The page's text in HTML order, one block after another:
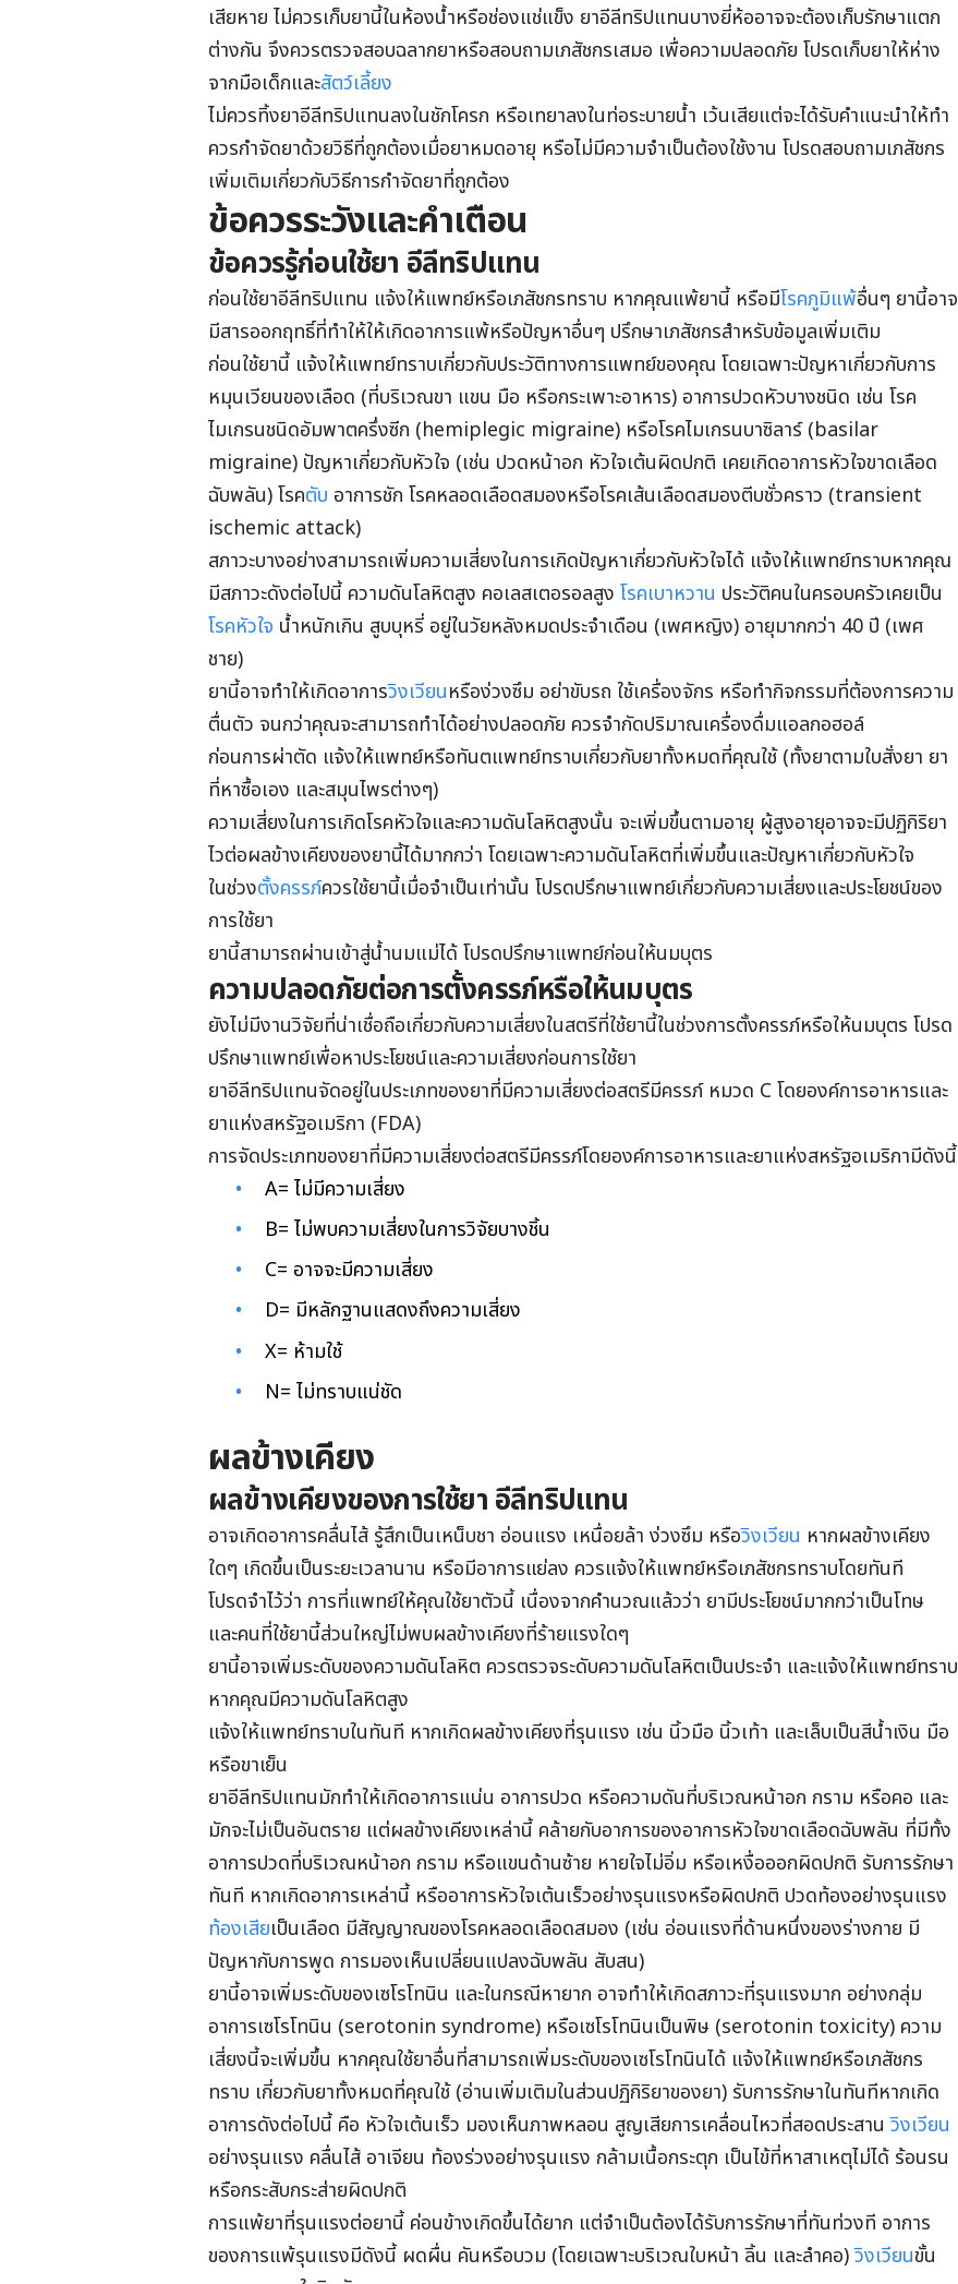
เสียหาย ไม่ควรเก็บยานี้ในห้องน้ำหรือช่องแช่แข็ง ยาอีลีทริปแทนบางยี่ห้ออาจจะต้องเก็บรักษาแตก
ต่างกัน จึงควรตรวจสอบฉลากยาหรือสอบถามเภสัชกรเสมอ เพื่อความปลอดภัย โปรดเก็บยาให้ห่าง
จากมือเด็กและสัตว์เลี้ยง
ไม่ควรทิ้งยาอีลีทริปแทนลงในชักโครก หรือเทยาลงในท่อระบายน้ำ เว้นเสียแต่จะได้รับคำแนะนำให้ทำ
ควรกำจัดยาด้วยวิธีที่ถูกต้องเมื่อยาหมดอายุ หรือไม่มีความจำเป็นต้องใช้งาน โปรดสอบถามเภสัชกร
เพิ่มเติมเกี่ยวกับวิธีการกำจัดยาที่ถูกต้อง
ข้อควรระวังและคำเตือน
ข้อควรรู้ก่อนใช้ยา อีลีทริปแทน
ก่อนใช้ยาอีลีทริปแทน แจ้งให้แพทย์หรือเภสัชกรทราบ หากคุณแพ้ยานี้ หรือมีโรคภูมิแพ้อื่นๆ ยานี้อาจ
มีสารออกฤทธิ์ที่ทำให้ให้เกิดอาการแพ้หรือปัญหาอื่นๆ ปรึกษาเภสัชกรสำหรับข้อมูลเพิ่มเติม
ก่อนใช้ยานี้ แจ้งให้แพทย์ทราบเกี่ยวกับประวัติทางการแพทย์ของคุณ โดยเฉพาะปัญหาเกี่ยวกับการ
หมุนเวียนของเลือด (ที่บริเวณขา แขน มือ หรือกระเพาะอาหาร) อาการปวดหัวบางชนิด เช่น โรค
ไมเกรนชนิดอัมพาตครึ่งซีก (hemiplegic migraine) หรือโรคไมเกรนบาซิลาร์ (basilar
migraine) ปัญหาเกี่ยวกับหัวใจ (เช่น ปวดหน้าอก หัวใจเต้นผิดปกติ เคยเกิดอาการหัวใจขาดเลือด
ฉับพลัน) โรคตับ อาการชัก โรคหลอดเลือดสมองหรือโรคเส้นเลือดสมองตีบชั่วคราว (transient
ischemic attack)
สภาวะบางอย่างสามารถเพิ่มความเสี่ยงในการเกิดปัญหาเกี่ยวกับหัวใจได้ แจ้งให้แพทย์ทราบหากคุณ
มีสภาวะดังต่อไปนี้ ความดันโลหิตสูง คอเลสเตอรอลสูง โรคเบาหวาน ประวัติคนในครอบครัวเคยเป็น
โรคหัวใจ น้ำหนักเกิน สูบบุหรี่ อยู่ในวัยหลังหมดประจำเดือน (เพศหญิง) อายุมากกว่า 40 ปี (เพศ
ชาย)
ยานี้อาจทำให้เกิดอาการวิงเวียนหรือง่วงซึม อย่าขับรถ ใช้เครื่องจักร หรือทำกิจกรรมที่ต้องการความ
ตื่นตัว จนกว่าคุณจะสามารถทำได้อย่างปลอดภัย ควรจำกัดปริมาณเครื่องดื่มแอลกอฮอล์
ก่อนการผ่าตัด แจ้งให้แพทย์หรือทันตแพทย์ทราบเกี่ยวกับยาทั้งหมดที่คุณใช้ (ทั้งยาตามใบสั่งยา ยา
ที่หาซื้อเอง และสมุนไพรต่างๆ)
ความเสี่ยงในการเกิดโรคหัวใจและความดันโลหิตสูงนั้น จะเพิ่มขึ้นตามอายุ ผู้สูงอายุอาจจะมีปฏิกิริยา
ไวต่อผลข้างเคียงของยานี้ได้มากกว่า โดยเฉพาะความดันโลหิตที่เพิ่มขึ้นและปัญหาเกี่ยวกับหัวใจ
ในช่วงตั้งครรภ์ควรใช้ยานี้เมื่อจำเป็นเท่านั้น โปรดปรึกษาแพทย์เกี่ยวกับความเสี่ยงและประโยชน์ของ
การใช้ยา
ยานี้สามารถผ่านเข้าสู่น้ำนมแม่ได้ โปรดปรึกษาแพทย์ก่อนให้นมบุตร
ความปลอดภัยต่อการตั้งครรภ์หรือให้นมบุตร
ยังไม่มีงานวิจัยที่น่าเชื่อถือเกี่ยวกับความเสี่ยงในสตรีที่ใช้ยานี้ในช่วงการตั้งครรภ์หรือให้นมบุตร โปรด
ปรึกษาแพทย์เพื่อหาประโยชน์และความเสี่ยงก่อนการใช้ยา
ยาอีลีทริปแทนจัดอยู่ในประเภทของยาที่มีความเสี่ยงต่อสตรีมีครรภ์ หมวด C โดยองค์การอาหารและ
ยาแห่งสหรัฐอเมริกา (FDA)
การจัดประเภทของยาที่มีความเสี่ยงต่อสตรีมีครรภ์โดยองค์การอาหารและยาแห่งสหรัฐอเมริกามีดังนี้
A= ไม่มีความเสี่ยง
B= ไม่พบความเสี่ยงในการวิจัยบางชิ้น
C= อาจจะมีความเสี่ยง
D= มีหลักฐานแสดงถึงความเสี่ยง
X= ห้ามใช้
N= ไม่ทราบแน่ชัด
ผลข้างเคียง
ผลข้างเคียงของการใช้ยา อีลีทริปแทน
อาจเกิดอาการคลื่นไส้ รู้สึกเป็นเหน็บชา อ่อนแรง เหนื่อยล้า ง่วงซึม หรือวิงเวียน หากผลข้างเคียง
ใดๆ เกิดขึ้นเป็นระยะเวลานาน หรือมีอาการแย่ลง ควรแจ้งให้แพทย์หรือเภสัชกรทราบโดยทันที
โปรดจำไว้ว่า การที่แพทย์ให้คุณใช้ยาตัวนี้ เนื่องจากคำนวณแล้วว่า ยามีประโยชน์มากกว่าเป็นโทษ
และคนที่ใช้ยานี้ส่วนใหญ่ไม่พบผลข้างเคียงที่ร้ายแรงใดๆ
ยานี้อาจเพิ่มระดับของความดันโลหิต ควรตรวจระดับความดันโลหิตเป็นประจำ และแจ้งให้แพทย์ทราบ
หากคุณมีความดันโลหิตสูง
แจ้งให้แพทย์ทราบในทันที หากเกิดผลข้างเคียงที่รุนแรง เช่น นิ้วมือ นิ้วเท้า และเล็บเป็นสีน้ำเงิน มือ
หรือขาเย็น
ยาอีลีทริปแทนมักทำให้เกิดอาการแน่น อาการปวด หรือความดันที่บริเวณหน้าอก กราม หรือคอ และ
มักจะไม่เป็นอันตราย แต่ผลข้างเคียงเหล่านี้ คล้ายกับอาการของอาการหัวใจขาดเลือดฉับพลัน ที่มีทั้ง
อาการปวดที่บริเวณหน้าอก กราม หรือแขนด้านซ้าย หายใจไม่อิ่ม หรือเหงื่อออกผิดปกติ รับการรักษา
ทันที หากเกิดอาการเหล่านี้ หรืออาการหัวใจเต้นเร็วอย่างรุนแรงหรือผิดปกติ ปวดท้องอย่างรุนแรง
ท้องเสียเป็นเลือด มีสัญญาณของโรคหลอดเลือดสมอง (เช่น อ่อนแรงที่ด้านหนึ่งของร่างกาย มี
ปัญหากับการพูด การมองเห็นเปลี่ยนแปลงฉับพลัน สับสน)
ยานี้อาจเพิ่มระดับของเซโรโทนิน และในกรณีหายาก อาจทำให้เกิดสภาวะที่รุนแรงมาก อย่างกลุ่ม
อาการเซโรโทนิน (serotonin syndrome) หรือเซโรโทนินเป็นพิษ (serotonin toxicity) ความ
เสี่ยงนี้จะเพิ่มขึ้น หากคุณใช้ยาอื่นที่สามารถเพิ่มระดับของเซโรโทนินได้ แจ้งให้แพทย์หรือเภสัชกร
ทราบ เกี่ยวกับยาทั้งหมดที่คุณใช้ (อ่านเพิ่มเติมในส่วนปฏิกิริยาของยา) รับการรักษาในทันทีหากเกิด
อาการดังต่อไปนี้ คือ หัวใจเต้นเร็ว มองเห็นภาพหลอน สูญเสียการเคลื่อนไหวที่สอดประสานวิงเวียน
อย่างรุนแรง คลื่นไส้ อาเจียน ท้องร่วงอย่างรุนแรง กล้ามเนื้อกระตุก เป็นไข้ที่หาสาเหตุไม่ได้ ร้อนรน
หรือกระสับกระส่ายผิดปกติ
การแพ้ยาที่รุนแรงต่อยานี้ ค่อนข้างเกิดขึ้นได้ยาก แต่จำเป็นต้องได้รับการรักษาที่ทันท่วงที อาการ
ของการแพ้รุนแรงมีดังนี้ ผดผื่น คันหรือบวม (โดยเฉพาะบริเวณใบหน้า ลิ้น และลำคอ)วิงเวียนขั้น